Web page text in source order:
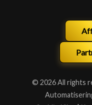
© 2026 All rights